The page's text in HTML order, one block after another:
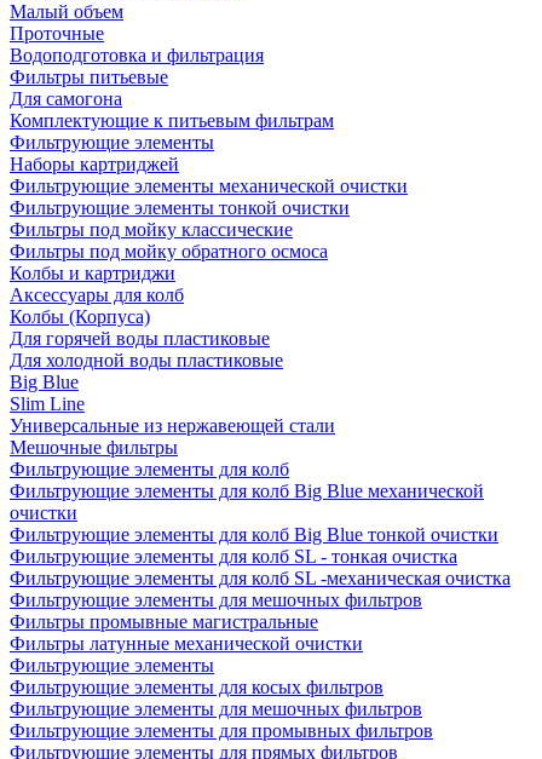
Малый объем
Проточные
Водоподготовка и фильтрация
Фильтры питьевые
Для самогона
Комплектующие к питьевым фильтрам
Фильтрующие элементы
Наборы картриджей
Фильтрующие элементы механической очистки
Фильтрующие элементы тонкой очистки
Фильтры под мойку классические
Фильтры под мойку обратного осмоса
Колбы и картриджи
Аксессуары для колб
Колбы (Корпуса)
Для горячей воды пластиковые
Для холодной воды пластиковые
Big Blue
Slim Line
Универсальные из нержавеющей стали
Мешочные фильтры
Фильтрующие элементы для колб
Фильтрующие элементы для колб Big Blue механической
очистки
Фильтрующие элементы для колб Big Blue тонкой очистки
Фильтрующие элементы для колб SL - тонкая очистка
Фильтрующие элементы для колб SL -механическая очистка
Фильтрующие элементы для мешочных фильтров
Фильтры промывные магистральные
Фильтры латунные механической очистки
Фильтрующие элементы
Фильтрующие элементы для косых фильтров
Фильтрующие элементы для мешочных фильтров
Фильтрующие элементы для промывных фильтров
Фильтрующие элементы для прямых фильтров